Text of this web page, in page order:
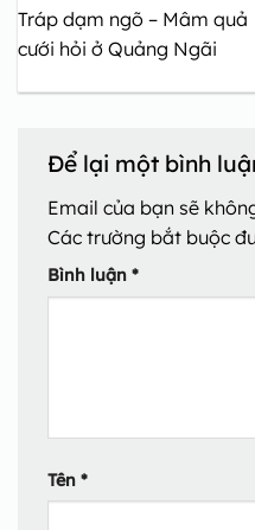
Tráp dạm ngõ – Mâm quả
cưới hỏi ở Quảng Ngãi
Để lại một bình
Email của bạn sẽ
Các trường bắt buộc
Bình luận *
Tên *